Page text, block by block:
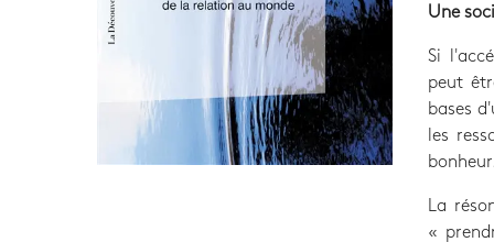
Une
Si
peut
bases
les
La
«